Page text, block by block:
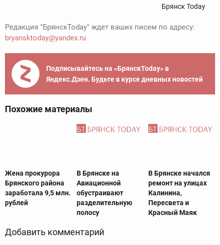
Брянск Today
Редакция "БрянскToday" ждет ваших писем по адресу:
bryansktoday@yandex.ru
Подписывайтесь на «БрянскToday» в
Яндекс.Дзен. Будьте в курсе дневных новостей
Похожие материалы
Жена прокурора
Брянского района
заработала 9,5 млн.
рублей
В Брянске на
Авиационной
обустраивают
разделительную
полосу
В Брянске начался
ремонт на улицах
Калинина,
Пересвета и
Красный Маяк
Добавить комментарий